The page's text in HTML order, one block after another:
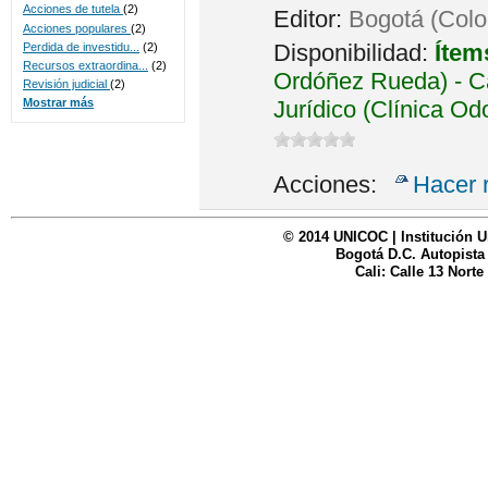
Editor: Bogotá
Disponibilidad:
Ordóñez Rueda) -
Jurídico (Clínica
Acciones: Hacer
Acciones de tutela (2)
Acciones populares (2)
Perdida de investidu...
(2)
Recursos extraordina...
(2)
Revisión judicial (2)
Mostrar más
© 2014 UNICOC | Institución
Bogotá D.C. Autopista
Cali: Calle 13 Norte